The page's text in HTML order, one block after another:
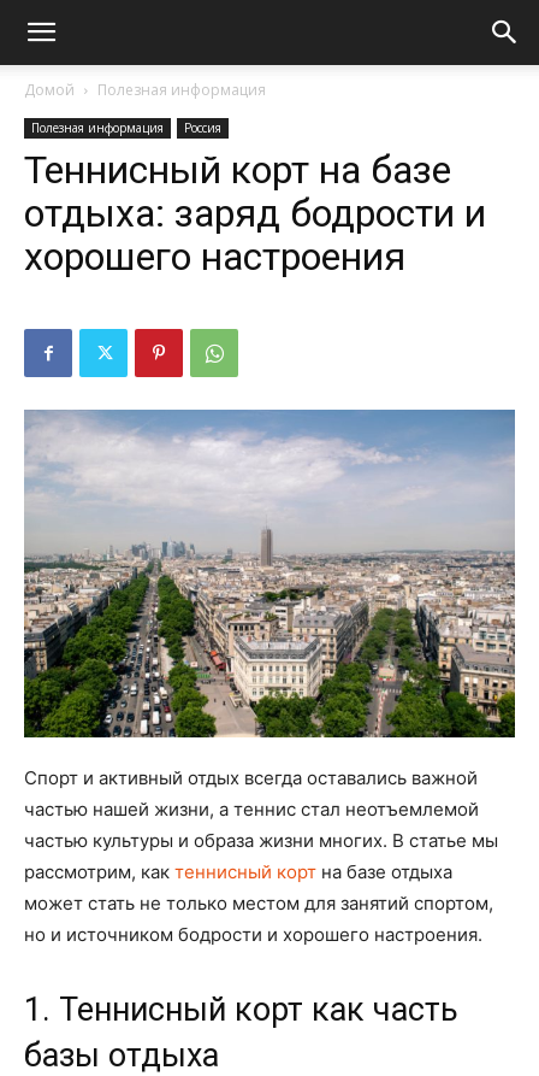
Домой Полезная информация
Полезная информация Россия
Теннисный корт на базе
отдыха: заряд бодрости и
хорошего настроения
Спорт и активный отдых всегда оставались важной
частью нашей жизни, а теннис стал неотъемлемой
частью культуры и образа жизни многих. В статье мы
рассмотрим, как теннисный корт на базе отдыха
может стать не только местом для занятий спортом,
но и источником бодрости и хорошего настроения.
1. Теннисный корт как часть
базы отдыха